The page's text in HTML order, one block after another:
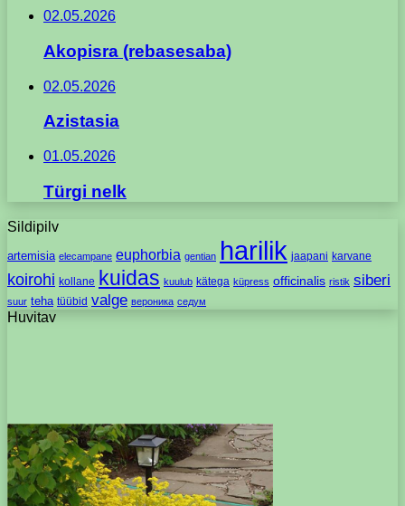
02.05.2026
Akopisra (rebasesaba)
02.05.2026
Azistasia
01.05.2026
Türgi nelk
Sildipilv
artemisia elecampane euphorbia gentian harilik jaapani karvane
koirohi kollane kuidas kuulub kätega küpress officinalis ristik siberi
suur teha tüübid valge вероника седум
Huvitav